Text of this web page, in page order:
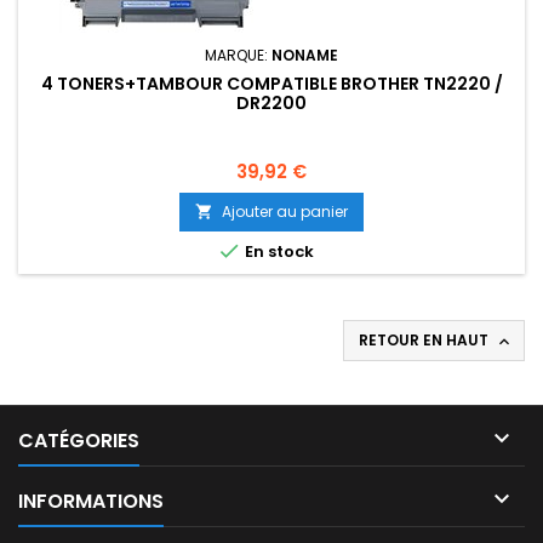
MARQUE: NONAME
4 TONERS+TAMBOUR COMPATIBLE BROTHER TN2220 /
DR2200
Prix
39,92 €
 Ajouter au panier
 En stock
RETOUR EN HAUT 
CATÉGORIES 
INFORMATIONS 